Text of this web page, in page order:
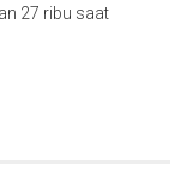
27 ribu saat